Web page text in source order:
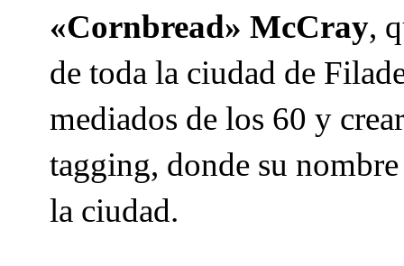
«Cornbread» McCray,
de toda la ciudad de
mediados de los 60 y
tagging, donde su
la ciudad.